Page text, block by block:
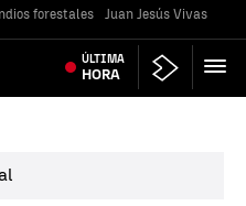
forestales Juan Jesús Vivas
ÚLTIMA
HORA